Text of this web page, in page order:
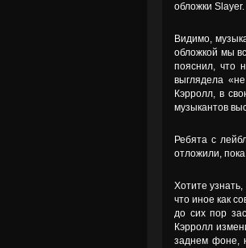
обложки Slayer.
Видимо,
обложкой мы
пояснил, что
выглядела
Кэрролл, в
музыкантов
Ребята с
отложили,
Хотите
что иное как
до сих пор
Кэрролл
заднем фоне,